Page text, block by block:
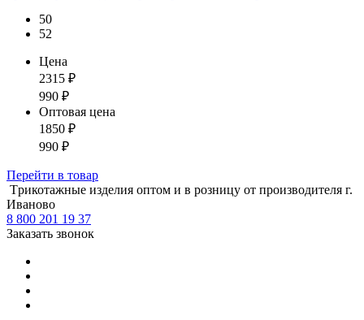
50
52
Цена
2315 ₽
990 ₽
Оптовая цена
1850 ₽
990 ₽
Перейти в товар
Tрикотажные изделия оптом и в розницу от производителя г.
Иваново
8 800 201 19 37
Заказать звонок